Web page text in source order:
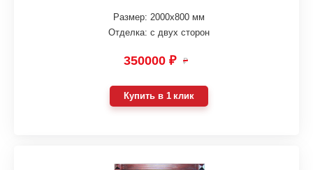
Размер: 2000х800 мм
Отделка: с двух сторон
350000 ₽ ₽
Купить в 1 клик